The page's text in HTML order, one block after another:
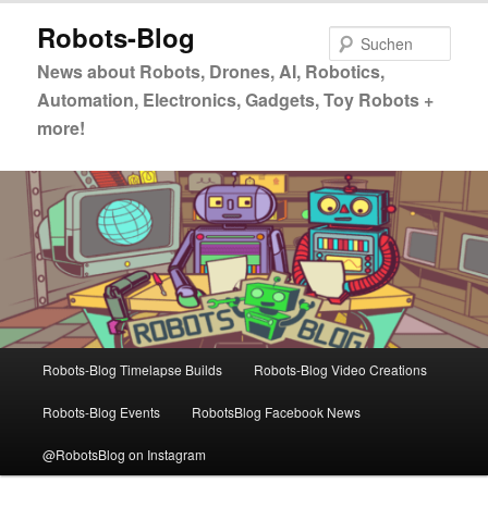
primären
springen
sekundären
springen
Robots-Blog
News about Robots, Drones, AI, Robotics,
Automation, Electronics, Gadgets, Toy Robots +
more!
Robots-Blog Timelapse Builds Robots-Blog Video Creations
Robots-Blog Events RobotsBlog Facebook News
@RobotsBlog on Instagram